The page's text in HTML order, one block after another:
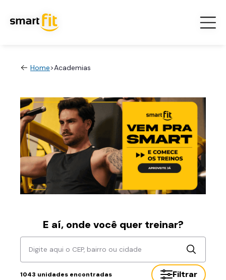
Home>Academias
E aí, onde você quer treinar?
Digite aqui o CEP, bairro ou cidade
1043 unidades encontradas Filtrar